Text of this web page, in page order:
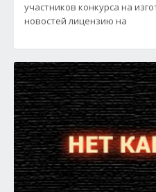
участников конкурса на
новостей лицензию на